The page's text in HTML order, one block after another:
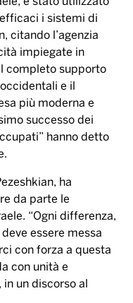
i sistemi di
citando l’agenzia
impiegate in
completo supporto
e il
più moderna e
successo dei
hanno detto
ha
da parte le
“Ogni differenza,
essere messa
con forza a questa
con unità e
un discorso al